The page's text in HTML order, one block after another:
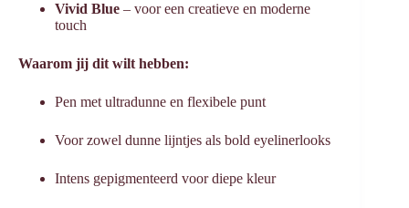
Vivid Blue – voor een creatieve en moderne
touch
Waarom jij dit wilt hebben:
Pen met ultradunne en flexibele punt
Voor zowel dunne lijntjes als bold eyelinerlooks
Intens gepigmenteerd voor diepe kleur